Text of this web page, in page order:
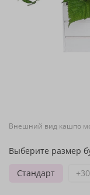
Внешний вид кашпо
Выберите размер
Стандарт